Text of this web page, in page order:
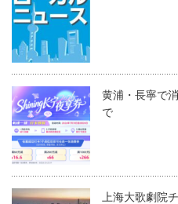
黄浦・長寧で
で
上海大歌劇院